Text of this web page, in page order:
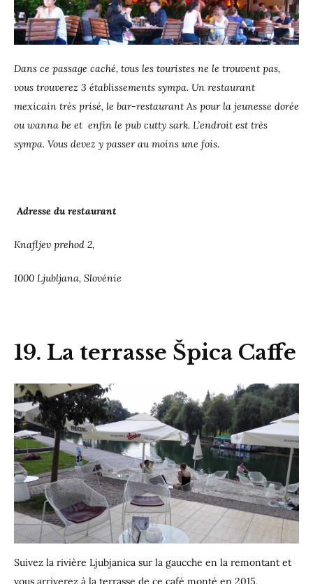
Dans ce passage caché, tous les touristes ne le trouvent pas,
vous trouverez 3 établissements sympa. Un restaurant
mexicain très prisé, le bar-restaurant As pour la jeunesse dorée
ou wanna be et enfin le pub cutty sark. L’endroit est très
sympa. Vous devez y passer au moins une fois.
Adresse du restaurant
Knafljev prehod 2,
1000 Ljubljana, Slovénie
19. La terrasse Špica Caffe
Suivez la rivière Ljubjanica sur la gaucche en la remontant et
vous arriverez à la terrasse de ce café monté en 2015.